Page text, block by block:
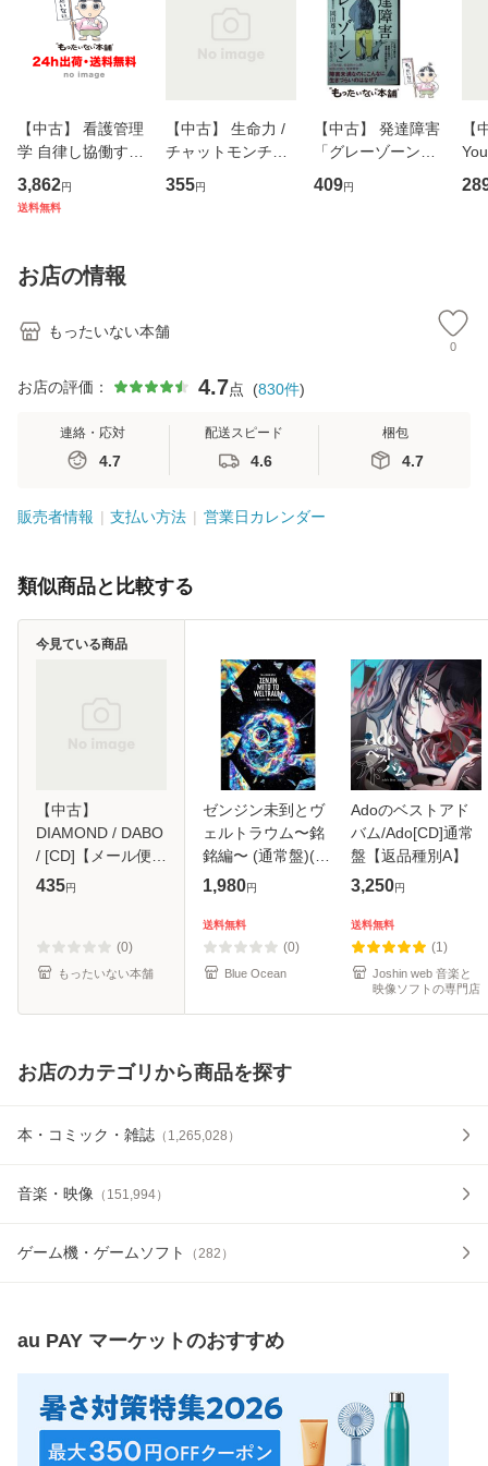
【中古】 看護管理
学 自律し協働する
専門職の看護マネ
ジメントスキル 改
恵 藤本幸三 / 南江
堂 [単行
3,862円
送料無料
【中古】 生命力 /
チャットモンチー /
キューンレコード
[CD]【メール便送
355円
【中古】 発達障害
「グレーゾーン」
その正しい理解と
克服法 (SB新書 57
409円
【
のが
お店の情報
もったいない本舗
0
お店の評価： 4.7点 (830件)
連絡・応対
4.7
配送スピード
4.6
梱包
4.7
販売者情報 支払い方法 営業日カレンダー
類似商品と比較する
【中古】
DIAMOND / DABO
/ [CD]【メール便送
料無料】
435円
(0)
もったいない本舗
今見ている商品
ゼンジン未到とヴ
ェルトラウム〜銘
銘編〜 (通常盤)(2
枚組) [DVD]
1,980円
送料無料
(0)
Blue Ocean
Adoのベストアド
バム/Ado[CD]通常
盤【返品種別A】
3,250円
送料無料
(1)
Joshin web 音楽と
映像ソフトの専門店
お店のカテゴリから商品を探す
本・コミック・雑誌 （ 1,265,028 ）
音楽・映像 （ 151,994）
ゲーム機・ゲームソフト （282 ）
au PAY マーケットのおすすめ